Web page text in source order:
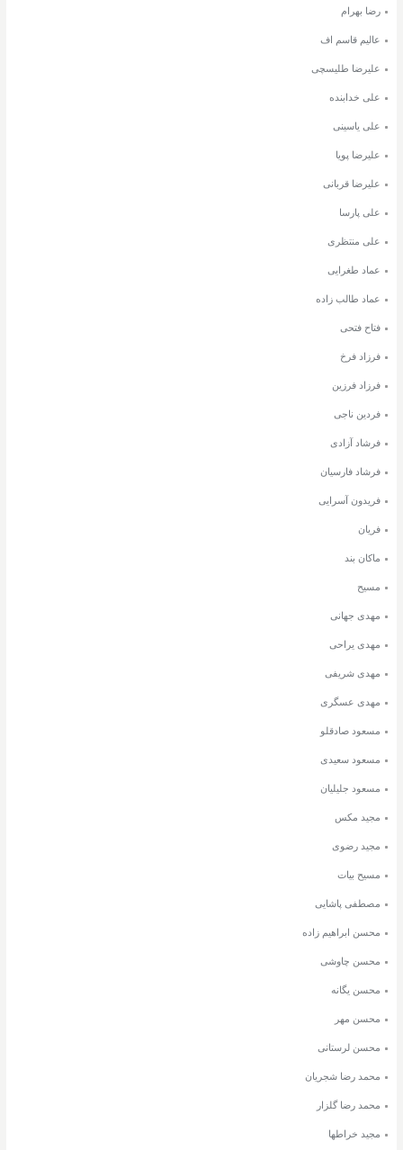
رضا بهرام
عالیم قاسم اف
علیرضا طلیسچی
علی خدابنده
علی یاسینی
علیرضا پویا
علیرضا قربانی
علی پارسا
علی منتظری
عماد طغرایی
عماد طالب زاده
فتاح فتحی
فرزاد فرخ
فرزاد فرزین
فردین ناجی
فرشاد آزادی
فرشاد فارسیان
فریدون آسرایی
فریان
ماکان بند
مسیح
مهدی جهانی
مهدی یراحی
مهدی شریفی
مهدی عسگری
مسعود صادقلو
مسعود سعیدی
مسعود جلیلیان
مجید مکس
مجید رضوی
مسیح بیات
مصطفی پاشایی
محسن ابراهیم زاده
محسن چاوشی
محسن یگانه
محسن مهر
محسن لرستانی
محمد رضا شجریان
محمد رضا گلزار
مجید خراطها